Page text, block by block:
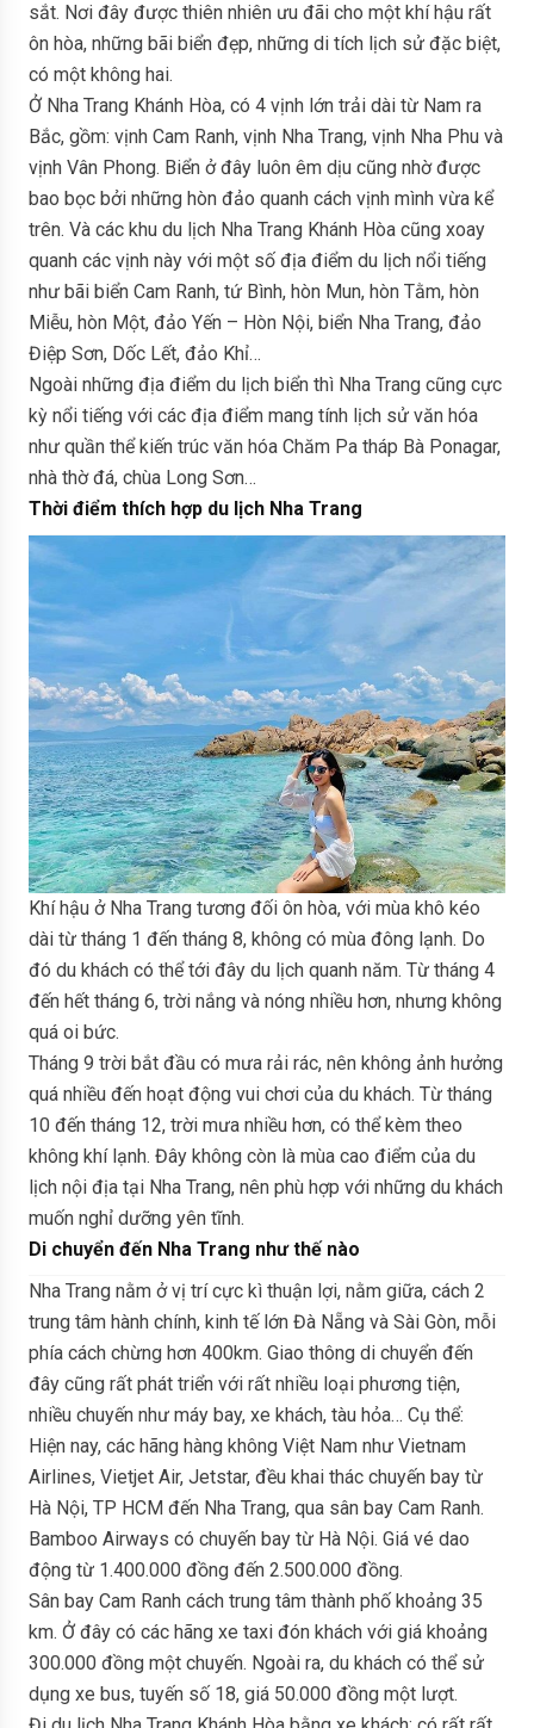
sắt. Nơi đây được thiên nhiên ưu đãi cho một khí hậu rất
ôn hòa, những bãi biển đẹp, những di tích lịch sử đặc biệt,
có một không hai.
Ở Nha Trang Khánh Hòa, có 4 vịnh lớn trải dài từ Nam ra
Bắc, gồm: vịnh Cam Ranh, vịnh Nha Trang, vịnh Nha Phu và
vịnh Vân Phong. Biển ở đây luôn êm dịu cũng nhờ được
bao bọc bởi những hòn đảo quanh cách vịnh mình vừa kể
trên. Và các khu du lịch Nha Trang Khánh Hòa cũng xoay
quanh các vịnh này với một số địa điểm du lịch nổi tiếng
như bãi biển Cam Ranh, tứ Bình, hòn Mun, hòn Tằm, hòn
Miễu, hòn Một, đảo Yến – Hòn Nội, biển Nha Trang, đảo
Điệp Sơn, Dốc Lết, đảo Khỉ…
Ngoài những địa điểm du lịch biển thì Nha Trang cũng cực
kỳ nổi tiếng với các địa điểm mang tính lịch sử văn hóa
như quần thể kiến trúc văn hóa Chăm Pa tháp Bà Ponagar,
nhà thờ đá, chùa Long Sơn…
Thời điểm thích hợp du lịch Nha Trang
Khí hậu ở Nha Trang tương đối ôn hòa, với mùa khô kéo
dài từ tháng 1 đến tháng 8, không có mùa đông lạnh. Do
đó du khách có thể tới đây du lịch quanh năm. Từ tháng 4
đến hết tháng 6, trời nắng và nóng nhiều hơn, nhưng không
quá oi bức.
Tháng 9 trời bắt đầu có mưa rải rác, nên không ảnh hưởng
quá nhiều đến hoạt động vui chơi của du khách. Từ tháng
10 đến tháng 12, trời mưa nhiều hơn, có thể kèm theo
không khí lạnh. Đây không còn là mùa cao điểm của du
lịch nội địa tại Nha Trang, nên phù hợp với những du khách
muốn nghỉ dưỡng yên tĩnh.
Di chuyển đến Nha Trang như thế nào
Nha Trang nằm ở vị trí cực kì thuận lợi, nằm giữa, cách 2
trung tâm hành chính, kinh tế lớn Đà Nẵng và Sài Gòn, mỗi
phía cách chừng hơn 400km. Giao thông di chuyển đến
đây cũng rất phát triển với rất nhiều loại phương tiện,
nhiều chuyến như máy bay, xe khách, tàu hỏa… Cụ thể:
Hiện nay, các hãng hàng không Việt Nam như Vietnam
Airlines, Vietjet Air, Jetstar, đều khai thác chuyến bay từ
Hà Nội, TP HCM đến Nha Trang, qua sân bay Cam Ranh.
Bamboo Airways có chuyến bay từ Hà Nội. Giá vé dao
động từ 1.400.000 đồng đến 2.500.000 đồng.
Sân bay Cam Ranh cách trung tâm thành phố khoảng 35
km. Ở đây có các hãng xe taxi đón khách với giá khoảng
300.000 đồng một chuyến. Ngoài ra, du khách có thể sử
dụng xe bus, tuyến số 18, giá 50.000 đồng một lượt.